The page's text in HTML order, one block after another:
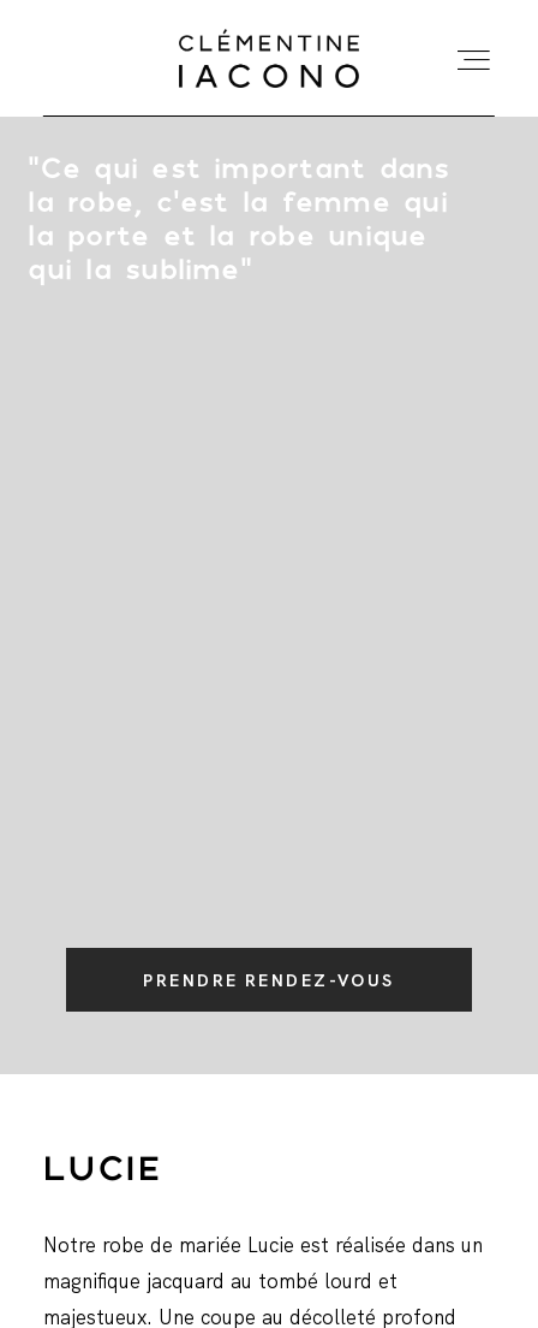
ACCUEIL
COLLECTIONS
“Ce qui est important dans
la robe, c’est la femme qui
la porte et la robe unique
qui la sublime”
PRENDRE RENDEZ-VOUS
LUCIE
Notre robe de mariée Lucie est réalisée dans un
magnifique jacquard au tombé lourd et
majestueux. Une coupe au décolleté profond